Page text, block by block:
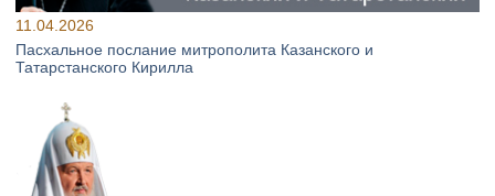
11.04.2026
Пасхальное послание митрополита Казанского и
Татарстанского Кирилла